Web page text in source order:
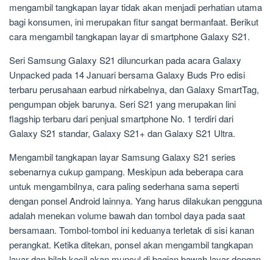
mengambil tangkapan layar tidak akan menjadi perhatian utama
bagi konsumen, ini merupakan fitur sangat bermanfaat. Berikut
cara mengambil tangkapan layar di smartphone Galaxy S21.
Seri Samsung Galaxy S21 diluncurkan pada acara Galaxy
Unpacked pada 14 Januari bersama Galaxy Buds Pro edisi
terbaru perusahaan earbud nirkabelnya, dan Galaxy SmartTag,
pengumpan objek barunya. Seri S21 yang merupakan lini
flagship terbaru dari penjual smartphone No. 1 terdiri dari
Galaxy S21 standar, Galaxy S21+ dan Galaxy S21 Ultra.
Mengambil tangkapan layar Samsung Galaxy S21 series
sebenarnya cukup gampang. Meskipun ada beberapa cara
untuk mengambilnya, cara paling sederhana sama seperti
dengan ponsel Android lainnya. Yang harus dilakukan pengguna
adalah menekan volume bawah dan tombol daya pada saat
bersamaan. Tombol-tombol ini keduanya terletak di sisi kanan
perangkat. Ketika ditekan, ponsel akan mengambil tangkapan